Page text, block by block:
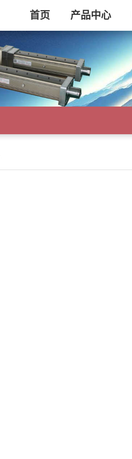
首页 产品中心